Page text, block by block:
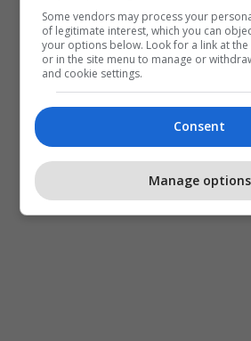
Some vendors may process your
of legitimate interest, which you can
your options below. Look for a link at
or in the site menu to manage or
and cookie settings.
Consent
Manage options